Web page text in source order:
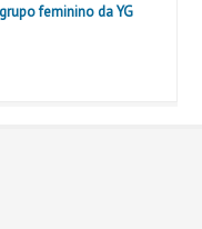
feminino da YG